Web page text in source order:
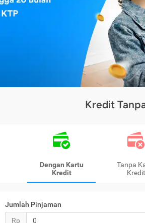
Kredit
Dengan Kartu
Kredit
Tanpa
Kredit
Jumlah Pinjaman
Rp